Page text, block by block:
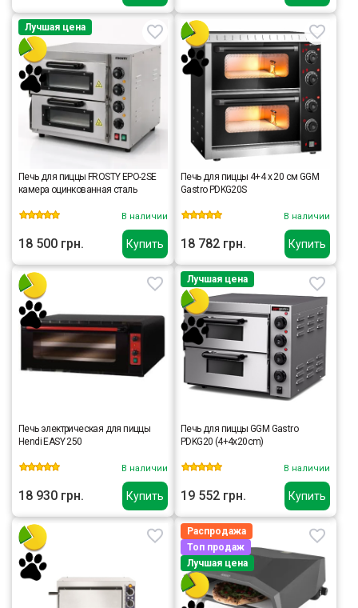
Купить
Лучшая цена
Печь для пиццы FROSTY EPO-2SE
камера оцинкованная сталь
В наличии
18 500 грн. Купить
Печь для пиццы 4+4 x 20 см GGM
Gastro PDKG20S
В наличии
18 782 грн.
Купить
Печь электрическая для пиццы
Hendi EASY 250
В наличии
18 930 грн. Купить
Лучшая цена
Печь для пиццы GGM Gastro
PDKG20 (4+4x20cm)
В наличии
19 552 грн.
Распродажа
Топ продаж
Лучшая цена